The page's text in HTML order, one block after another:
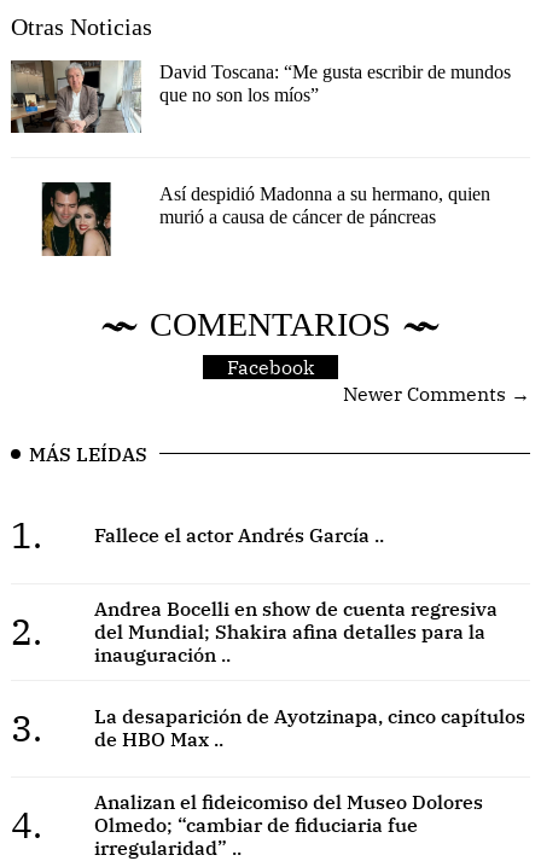
Otras Noticias
David Toscana: “Me gusta escribir de mundos
que no son los míos”
Así despidió Madonna a su hermano, quien
murió a causa de cáncer de páncreas
COMENTARIOS
Facebook
Newer Comments →
MÁS LEÍDAS
1. Fallece el actor Andrés García ..
2.
Andrea Bocelli en show de cuenta regresiva
del Mundial; Shakira afina detalles para la
inauguración ..
3.
La desaparición de Ayotzinapa, cinco capítulos
de HBO Max ..
4.
Analizan el fideicomiso del Museo Dolores
Olmedo; “cambiar de fiduciaria fue
irregularidad” ..